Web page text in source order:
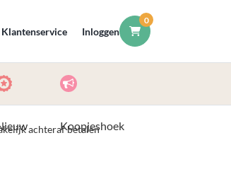
Klantenservice Inloggen
0
Koopjeshoek
achteraf betalen